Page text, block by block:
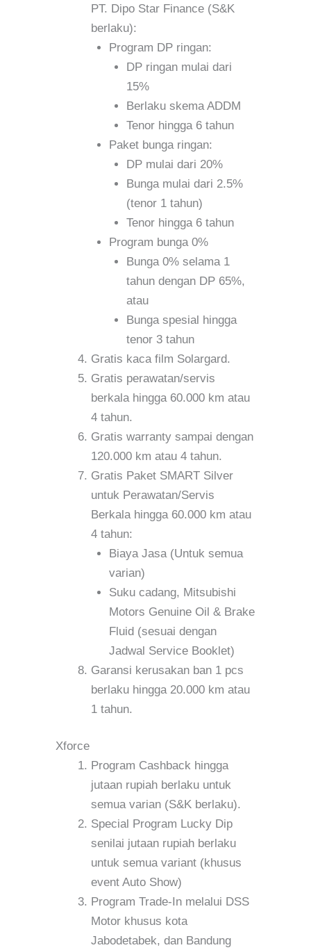
PT. Dipo Star Finance (S&K
berlaku):
Program DP ringan:
DP ringan mulai dari
15%
Berlaku skema ADDM
Tenor hingga 6 tahun
Paket bunga ringan:
DP mulai dari 20%
Bunga mulai dari 2.5%
(tenor 1 tahun)
Tenor hingga 6 tahun
Program bunga 0%
Bunga 0% selama 1
tahun dengan DP 65%,
atau
Bunga spesial hingga
tenor 3 tahun
Gratis kaca film Solargard.
Gratis perawatan/servis
berkala hingga 60.000 km atau
4 tahun.
Gratis warranty sampai dengan
120.000 km atau 4 tahun.
Gratis Paket SMART Silver
untuk Perawatan/Servis
Berkala hingga 60.000 km atau
4 tahun:
Biaya Jasa (Untuk semua
varian)
Suku cadang, Mitsubishi
Motors Genuine Oil & Brake
Fluid (sesuai dengan
Jadwal Service Booklet)
Garansi kerusakan ban 1 pcs
berlaku hingga 20.000 km atau
1 tahun.
Xforce
Program Cashback hingga
jutaan rupiah berlaku untuk
semua varian (S&K berlaku).
Special Program Lucky Dip
senilai jutaan rupiah berlaku
untuk semua variant (khusus
event Auto Show)
Program Trade-In melalui DSS
Motor khusus kota
Jabodetabek, dan Bandung